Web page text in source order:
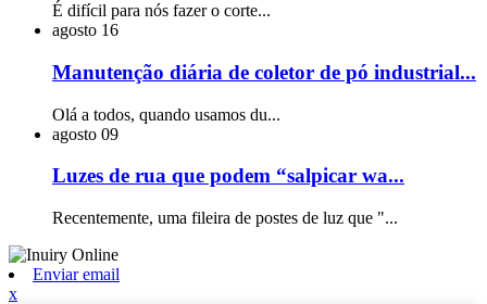
É difícil para nós fazer o corte...
agosto 16
Manutenção diária de coletor de pó industrial...
Olá a todos, quando usamos du...
agosto 09
Luzes de rua que podem “salpicar wa...
Recentemente, uma fileira de postes de luz que "...
Enviar email
x